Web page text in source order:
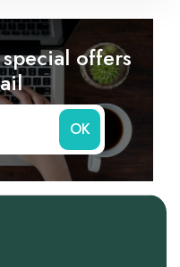
offers
OK